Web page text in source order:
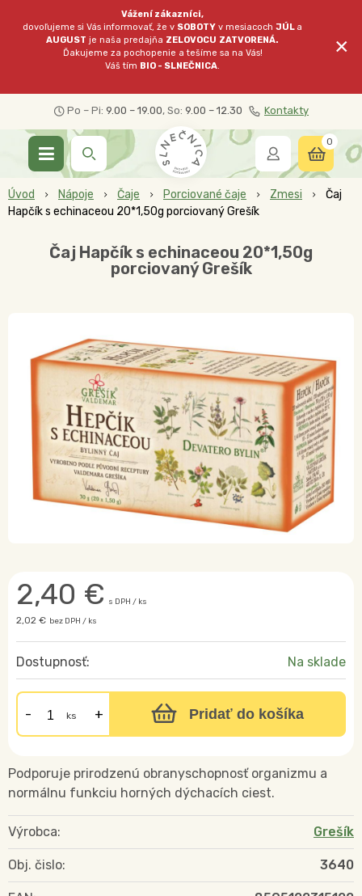
Vážení zákazníci,
dovoľujeme si Vás informovať, že v SOBOTY v mesiacochJÚL a
AUGUST je naša predajňa ZELOVOCU ZATVORENÁ.
Ďakujeme za pochopenie a tešíme sa na Vás!
Váš tím BIO - SLNEČNICA.
×
Po – Pi: 9.00 – 19.00, So: 9.00 – 12.30 Kontakty
0
Úvod Nápoje Čaje Porciované čaje Zmesi
Čaj
Hapčík s echinaceou 20*1,50g porciovaný Grešík
Čaj Hapčík s echinaceou 20*1,50g
porciovaný Grešík
2,40 € s DPH / ks
2,02 € bez DPH / ks
Dostupnosť: Na sklade
ks Pridať do košíka
Podporuje prirodzenú obranyschopnosť organizmu a
normálnu funkciu horných dýchacích ciest.
Výrobca: Grešík
Obj. čislo: 3640